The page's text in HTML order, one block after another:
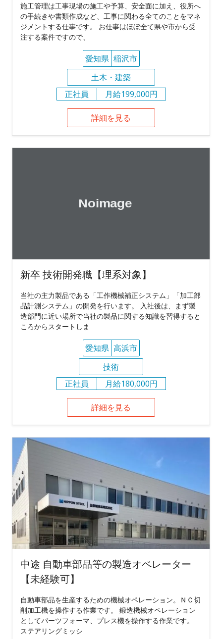
施工管理は工事現場の施工や予算、安全面に加え、役所へ
の手続きや書類作成など、工事に関わる全てのことをマネ
ジメントする仕事です。 お仕事はほぼ全て県や市から受
注する案件ですので、
愛知県 稲沢市
土木・建築
正社員
月給199,000円
詳細を見る
新卒 技術開発職【理系対象】
当社の主力製品である「工作機械補正システム」「加工部
品計測システム」の開発を行います。 入社後は、まず製
造部門に近い場所で当社の製品に関する知識を習得すると
ころからスタートしま
愛知県 高浜市
技術
正社員
月給180,000円
詳細を見る
中途 自動車部品等の製造オペレーター
【未経験可】
自動車部品を生産するための機械オペレーション。ＮＣ切
削加工機を操作する作業です。 鍛造機械オペレーション
としてパーツフォーマ、プレス機を操作する作業です。
ステアリングミッシ